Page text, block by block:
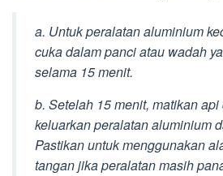
a. Untuk peralatan aluminium
cuka dalam panci atau wadah
selama 15 menit.
b. Setelah 15 menit, matikan
keluarkan peralatan aluminium
Pastikan untuk menggunakan
tangan jika peralatan masih